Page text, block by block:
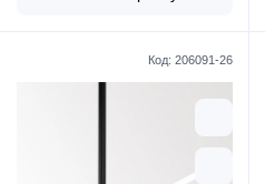
Код: 206091-26